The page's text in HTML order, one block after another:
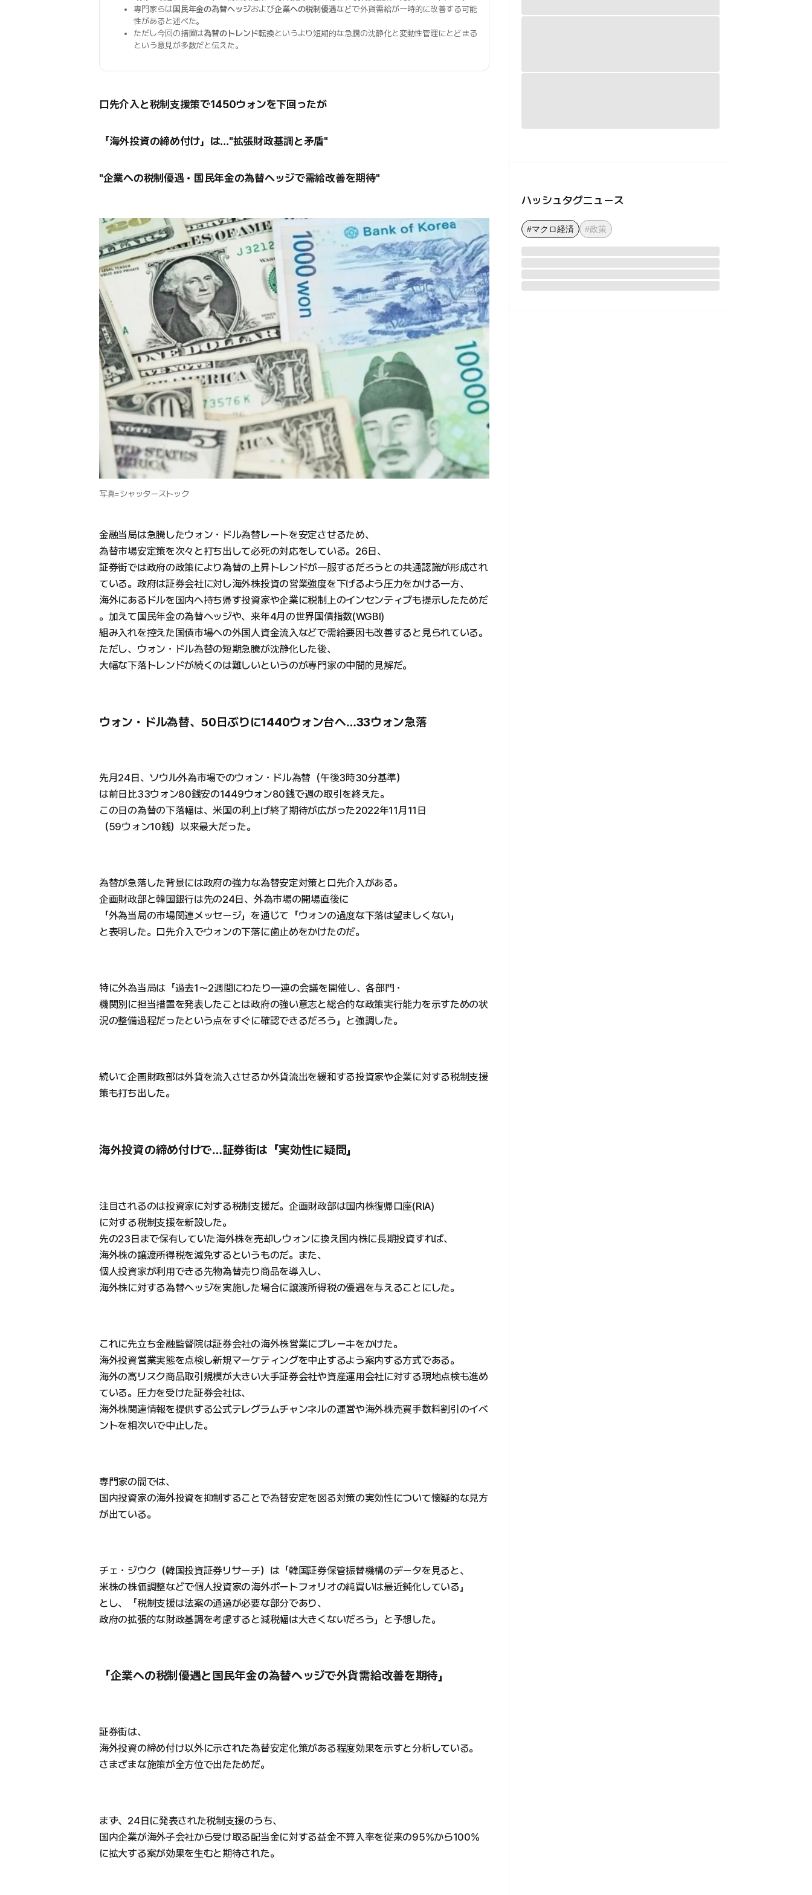
専門家らは国民年金の為替ヘッジおよび企業への税制優遇などで外貨需給が一時的に改善する可能
性があると述べた。
ただし今回の措置は為替のトレンド転換というより短期的な急騰の沈静化と変動性管理にとどまる
という意見が多数だと伝えた。
口先介入と税制支援策で1450ウォンを下回ったが
「海外投資の締め付け」は…"拡張財政基調と矛盾"
"企業への税制優遇・国民年金の為替ヘッジで需給改善を期待"
写真=シャッターストック
金融当局は急騰したウォン・ドル為替レートを安定させるため、
為替市場安定策を次々と打ち出して必死の対応をしている。26日、
証券街では政府の政策により為替の上昇トレンドが一服するだろうとの共通認識が形成され
ている。政府は証券会社に対し海外株投資の営業強度を下げるよう圧力をかける一方、
海外にあるドルを国内へ持ち帰す投資家や企業に税制上のインセンティブも提示したためだ
。加えて国民年金の為替ヘッジや、来年4月の世界国債指数(WGBI)
組み入れを控えた国債市場への外国人資金流入などで需給要因も改善すると見られている。
ただし、ウォン・ドル為替の短期急騰が沈静化した後、
大幅な下落トレンドが続くのは難しいというのが専門家の中間的見解だ。
ウォン・ドル為替、50日ぶりに1440ウォン台へ…33ウォン急落
先月24日、ソウル外為市場でのウォン・ドル為替（午後3時30分基準）
は前日比33ウォン80銭安の1449ウォン80銭で週の取引を終えた。
この日の為替の下落幅は、米国の利上げ終了期待が広がった2022年11月11日
（59ウォン10銭）以来最大だった。
為替が急落した背景には政府の強力な為替安定対策と口先介入がある。
企画財政部と韓国銀行は先の24日、外為市場の開場直後に
「外為当局の市場関連メッセージ」を通じて「ウォンの過度な下落は望ましくない」
と表明した。口先介入でウォンの下落に歯止めをかけたのだ。
特に外為当局は「過去1〜2週間にわたり一連の会議を開催し、各部門・
機関別に担当措置を発表したことは政府の強い意志と総合的な政策実行能力を示すための状
況の整備過程だったという点をすぐに確認できるだろう」と強調した。
続いて企画財政部は外貨を流入させるか外貨流出を緩和する投資家や企業に対する税制支援
策も打ち出した。
海外投資の締め付けで…証券街は「実効性に疑問」
注目されるのは投資家に対する税制支援だ。企画財政部は国内株復帰口座(RIA)
に対する税制支援を新設した。
先の23日まで保有していた海外株を売却しウォンに換え国内株に長期投資すれば、
海外株の譲渡所得税を減免するというものだ。また、
個人投資家が利用できる先物為替売り商品を導入し、
海外株に対する為替ヘッジを実施した場合に譲渡所得税の優遇を与えることにした。
これに先立ち金融監督院は証券会社の海外株営業にブレーキをかけた。
海外投資営業実態を点検し新規マーケティングを中止するよう案内する方式である。
海外の高リスク商品取引規模が大きい大手証券会社や資産運用会社に対する現地点検も進め
ている。圧力を受けた証券会社は、
海外株関連情報を提供する公式テレグラムチャンネルの運営や海外株売買手数料割引のイベ
ントを相次いで中止した。
専門家の間では、
国内投資家の海外投資を抑制することで為替安定を図る対策の実効性について懐疑的な見方
が出ている。
チェ・ジウク（韓国投資証券リサーチ）は「韓国証券保管振替機構のデータを見ると、
米株の株価調整などで個人投資家の海外ポートフォリオの純買いは最近鈍化している」
とし、「税制支援は法案の通過が必要な部分であり、
政府の拡張的な財政基調を考慮すると減税幅は大きくないだろう」と予想した。
「企業への税制優遇と国民年金の為替ヘッジで外貨需給改善を期待」
証券街は、
海外投資の締め付け以外に示された為替安定化策がある程度効果を示すと分析している。
さまざまな施策が全方位で出たためだ。
まず、24日に発表された税制支援のうち、
国内企業が海外子会社から受け取る配当金に対する益金不算入率を従来の95%から100%
に拡大する案が効果を生むと期待された。
ハッシュタグニュース
#マクロ経済 #政策